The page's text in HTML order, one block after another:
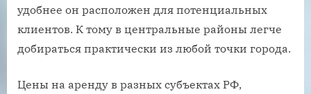
удобнее он расположен для потенциальных
клиентов. К тому в центральные районы легче
добираться практически из любой точки города.
Цены на аренду в разных субъектах РФ,